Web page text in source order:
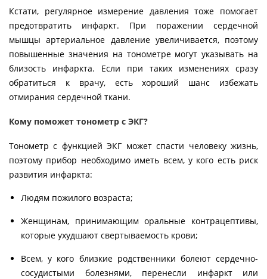
Кстати, регулярное измерение давления тоже помогает
предотвратить инфаркт. При поражении сердечной
мышцы артериальное давление увеличивается, поэтому
повышенные значения на тонометре могут указывать на
близость инфаркта. Если при таких изменениях сразу
обратиться к врачу, есть хороший шанс избежать
отмирания сердечной ткани.
Кому поможет тонометр с ЭКГ?
Тонометр с функцией ЭКГ может спасти человеку жизнь,
поэтому прибор необходимо иметь всем, у кого есть риск
развития инфаркта:
Людям пожилого возраста;
Женщинам, принимающим оральные контрацептивы,
которые ухудшают свертываемость крови;
Всем, у кого близкие родственники болеют сердечно-
сосудистыми болезнями, перенесли инфаркт или